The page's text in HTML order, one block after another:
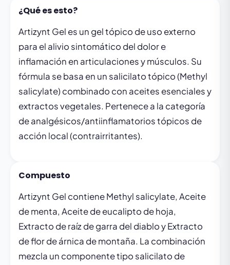
¿Qué es esto?
Artizynt Gel es un gel tópico de uso externo
para el alivio sintomático del dolor e
inflamación en articulaciones y músculos. Su
fórmula se basa en un salicilato tópico (Methyl
salicylate) combinado con aceites esenciales y
extractos vegetales. Pertenece a la categoría
de analgésicos/antiinflamatorios tópicos de
acción local (contrairritantes).
Compuesto
Artizynt Gel contiene Methyl salicylate, Aceite
de menta, Aceite de eucalipto de hoja,
Extracto de raíz de garra del diablo y Extracto
de flor de árnica de montaña. La combinación
mezcla un componente tipo salicilato de